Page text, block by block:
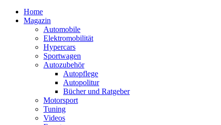
Home
Magazin
Automobile
Elektromobilität
Hypercars
Sportwagen
Autozubehör
Autopflege
Autopolitur
Bücher und Ratgeber
Motorsport
Tuning
Videos